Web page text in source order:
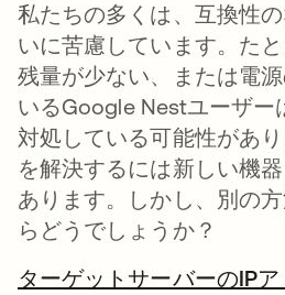
私たちの多くは、互換性
いに苦慮しています。た
残量が少ない、または電
いるGoogle Nestユーザー
対処している可能性があ
を解決するには新しい機
あります。しかし、別の
らどうでしょうか？
ターゲットサーバーのIPア